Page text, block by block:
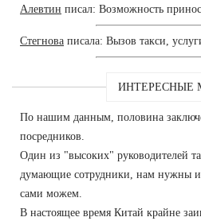
Алевтин писал: Возможность
Стегнова писала: Вызов такси,
ИНТЕРЕСНЫЕ
По нашим данным, половина
посредников.
Один из "высоких" руководителей
думающие сотрудники, нам нужны
сами можем.
В настоящее время Китай крайне